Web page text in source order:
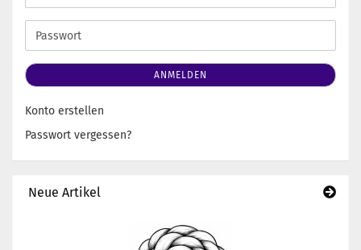
Mail-
Adresse
Passwort
ANMELDEN
Konto erstellen
Passwort vergessen?
Neue Artikel